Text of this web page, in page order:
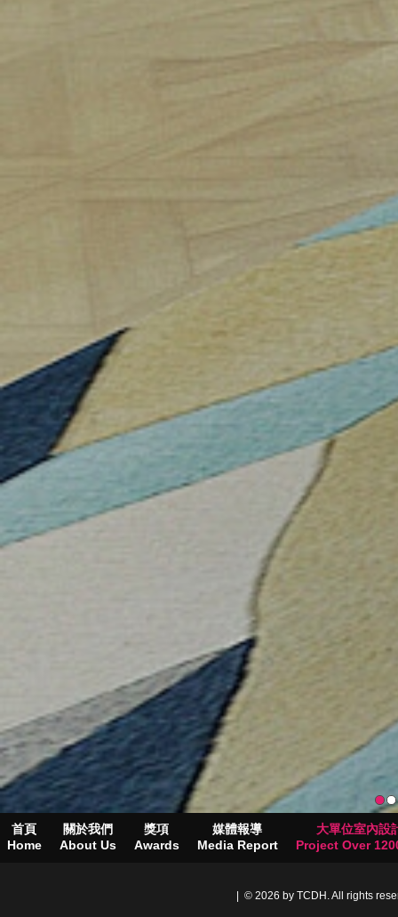
首頁
Home
關於我們
About Us
獎項
Awards
媒體報導
Media Report
大單位室內設
Project Over
| © 2026 by TCDH. All rights